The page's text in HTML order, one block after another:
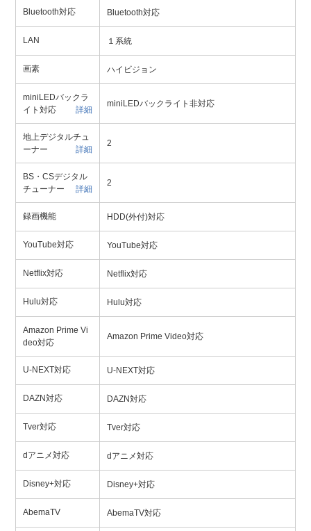
Bluetooth対応 Bluetooth対応
LAN １系統
画素 ハイビジョン
miniLEDバックラ
イト対応
詳細
miniLEDバックライト非対応
地上デジタルチュ
ーナー
詳細
2
BS・CSデジタル
チューナー
詳細
2
録画機能 HDD(外付)対応
YouTube対応 YouTube対応
Netflix対応 Netflix対応
Hulu対応 Hulu対応
Amazon Prime Vi
deo対応
Amazon Prime Video対応
U-NEXT対応 U-NEXT対応
DAZN対応 DAZN対応
Tver対応 Tver対応
dアニメ対応 dアニメ対応
Disney+対応 Disney+対応
AbemaTV AbemaTV対応